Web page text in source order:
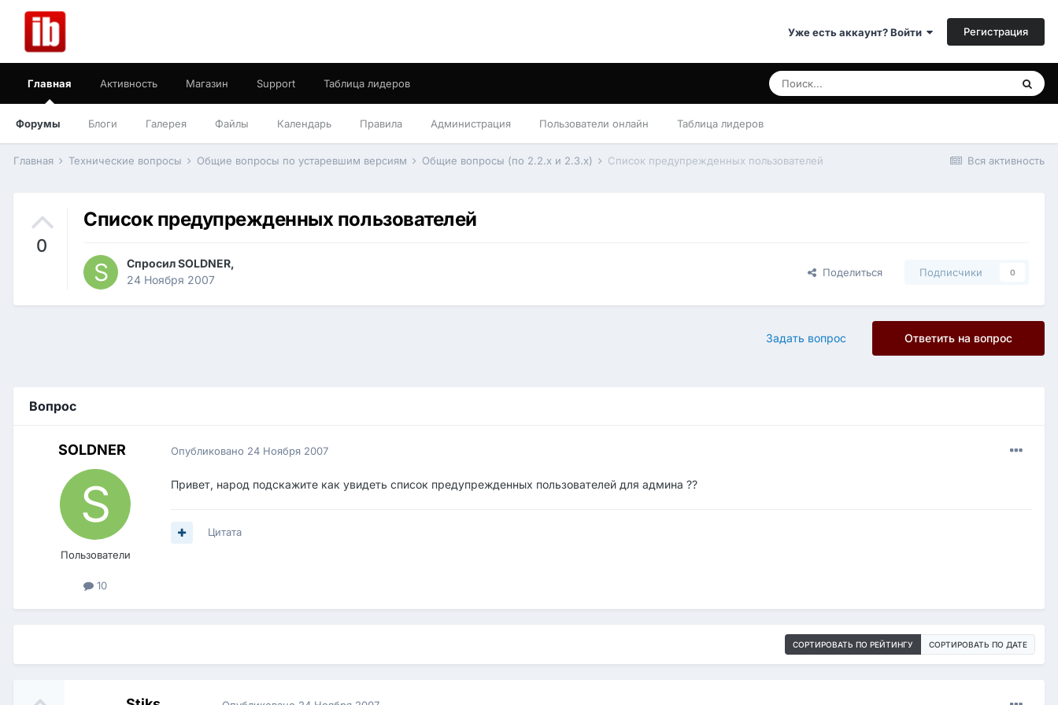
Уже есть аккаунт? Войти Регистрация
Главная
Форумы Блоги Галерея Файлы Календарь Правила Администрация Пользователи онлайн Таблица лидеров
Активность Магазин Support Таблица лидеров
Вся активность
Главная Технические вопросы Общие вопросы по устаревшим версиям Общие вопросы (по 2.2.x и 2.3.x) Список предупрежденных пользователей
0
Список предупрежденных пользователей
СпросилSOLDNER,
24 Ноября 2007
Поделиться Подписчики 0
Ответить на вопрос
Задать вопрос
Вопрос
SOLDNER
Пользователи
10
Опубликовано 24 Ноября 2007
Привет, народ подскажите как увидеть список предупрежденных пользователей для админа ??
Цитата
СОРТИРОВАТЬ ПО РЕЙТИНГУ СОРТИРОВАТЬ ПО ДАТЕ